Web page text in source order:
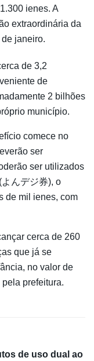
ienes. A
extraordinária da
janeiro.
de 3,2
de
2 bilhões
município.
comece no
ser
ser utilizados
んデジ券), o
de mil ienes, com
cerca de 260
que já se
no valor de
prefeitura.
de uso dual ao